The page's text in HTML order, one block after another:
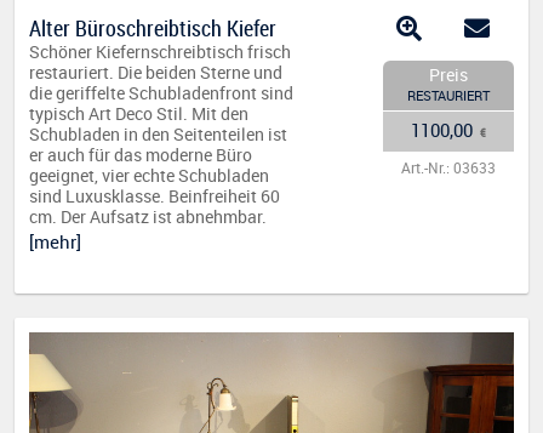
Alter Büroschreibtisch Kiefer
Schöner Kiefernschreibtisch frisch
restauriert. Die beiden Sterne und
die geriffelte Schubladenfront sind
typisch Art Deco Stil. Mit den
Schubladen in den Seitenteilen ist
er auch für das moderne Büro
geeignet, vier echte Schubladen
sind Luxusklasse. Beinfreiheit 60
cm. Der Aufsatz ist abnehmbar.
[mehr]
Preis
RESTAURIERT
1100,00 €
Art.-Nr.: 03633